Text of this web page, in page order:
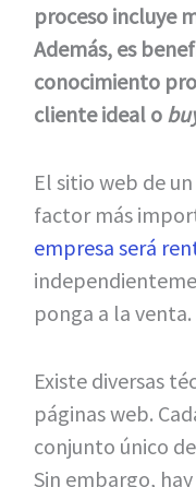
proceso incluye
Además, es
conocimiento
cliente ideal o
El sitio web de
factor más
empresa será
ponga a la venta.
Existe diversas
páginas web.
conjunto único
Sin embargo,